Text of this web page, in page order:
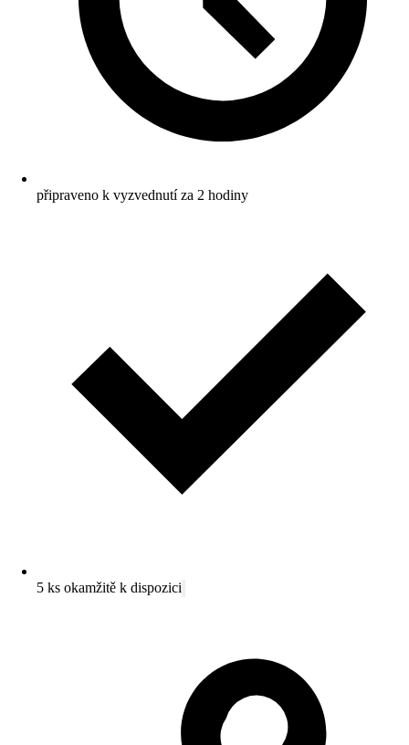
připraveno k vyzvednutí za 2 hodiny
5 ks okamžitě k dispozici